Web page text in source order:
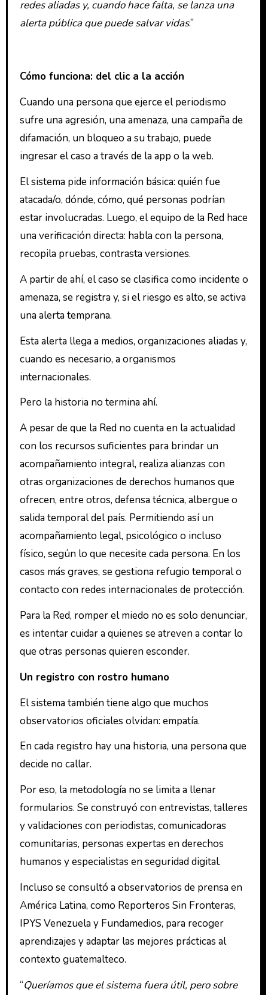
redes aliadas y, cuando hace falta, se lanza una
alerta pública que puede salvar vidas.”
Cómo funciona: del clic a la acción
Cuando una persona que ejerce el periodismo
sufre una agresión, una amenaza, una campaña de
difamación, un bloqueo a su trabajo, puede
ingresar el caso a través de la app o la web.
El sistema pide información básica: quién fue
atacada/o, dónde, cómo, qué personas podrían
estar involucradas. Luego, el equipo de la Red hace
una verificación directa: habla con la persona,
recopila pruebas, contrasta versiones.
A partir de ahí, el caso se clasifica como incidente o
amenaza, se registra y, si el riesgo es alto, se activa
una alerta temprana.
Esta alerta llega a medios, organizaciones aliadas y,
cuando es necesario, a organismos
internacionales.
Pero la historia no termina ahí.
A pesar de que la Red no cuenta en la actualidad
con los recursos suficientes para brindar un
acompañamiento integral, realiza alianzas con
otras organizaciones de derechos humanos que
ofrecen, entre otros, defensa técnica, albergue o
salida temporal del país. Permitiendo así un
acompañamiento legal, psicológico o incluso
físico, según lo que necesite cada persona. En los
casos más graves, se gestiona refugio temporal o
contacto con redes internacionales de protección.
Para la Red, romper el miedo no es solo denunciar,
es intentar cuidar a quienes se atreven a contar lo
que otras personas quieren esconder.
Un registro con rostro humano
El sistema también tiene algo que muchos
observatorios oficiales olvidan: empatía.
En cada registro hay una historia, una persona que
decide no callar.
Por eso, la metodología no se limita a llenar
formularios. Se construyó con entrevistas, talleres
y validaciones con periodistas, comunicadoras
comunitarias, personas expertas en derechos
humanos y especialistas en seguridad digital.
Incluso se consultó a observatorios de prensa en
América Latina, como Reporteros Sin Fronteras,
IPYS Venezuela y Fundamedios, para recoger
aprendizajes y adaptar las mejores prácticas al
contexto guatemalteco.
“Queríamos que el sistema fuera útil, pero sobre